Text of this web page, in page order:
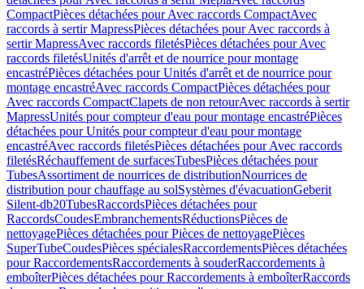
CompactPièces détachées pour Avec raccords CompactAvec
raccords à sertir MapressPièces détachées pour Avec raccords à
sertir MapressAvec raccords filetésPièces détachées pour Avec
raccords filetésUnités d'arrêt et de nourrice pour montage
encastréPièces détachées pour Unités d'arrêt et de nourrice pour
montage encastréAvec raccords CompactPièces détachées pour
Avec raccords CompactClapets de non retourAvec raccords à sertir
MapressUnités pour compteur d'eau pour montage encastréPièces
détachées pour Unités pour compteur d'eau pour montage
encastréAvec raccords filetésPièces détachées pour Avec raccords
filetésRéchauffement de surfacesTubesPièces détachées pour
TubesAssortiment de nourrices de distributionNourrices de
distribution pour chauffage au solSystèmes d'évacuationGeberit
Silent-db20TubesRaccordsPièces détachées pour
RaccordsCoudesEmbranchementsRéductionsPièces de
nettoyagePièces détachées pour Pièces de nettoyagePièces
SuperTubeCoudesPièces spécialesRaccordementsPièces détachées
pour RaccordementsRaccordements à souderRaccordements à
emboîterPièces détachées pour Raccordements à emboîterRaccords